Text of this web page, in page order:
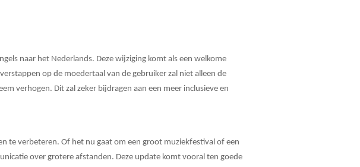
naar het Nederlands. Deze wijziging komt als een welkome
op de moedertaal van de gebruiker zal niet alleen de
verhogen. Dit zal zeker bijdragen aan een meer inclusieve en
te verbeteren. Of het nu gaat om een groot muziekfestival of een
over grotere afstanden. Deze update komt vooral ten goede